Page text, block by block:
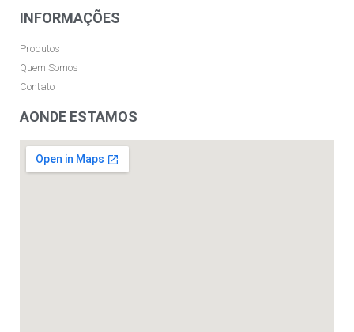
INFORMAÇÕES
Produtos
Quem Somos
Contato
AONDE ESTAMOS